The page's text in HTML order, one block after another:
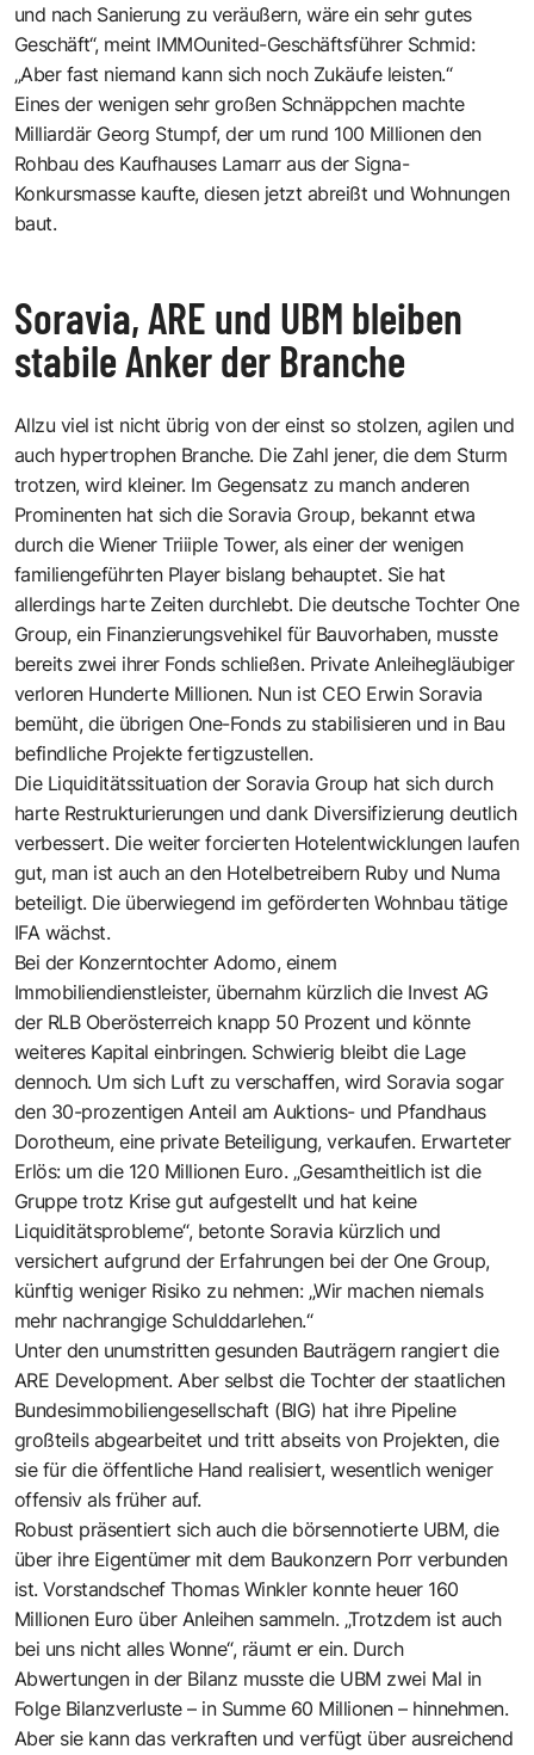
und nach Sanierung zu veräußern, wäre ein sehr gutes
Geschäft“, meint IMMOunited-Geschäftsführer Schmid:
„Aber fast niemand kann sich noch Zukäufe leisten.“
Eines der wenigen sehr großen Schnäppchen machte
Milliardär Georg Stumpf, der um rund 100 Millionen den
Rohbau des Kaufhauses Lamarr aus der Signa-
Konkursmasse kaufte, diesen jetzt abreißt und Wohnungen
baut.
Soravia, ARE und UBM bleiben
stabile Anker der Branche
Allzu viel ist nicht übrig von der einst so stolzen, agilen und
auch hypertrophen Branche. Die Zahl jener, die dem Sturm
trotzen, wird kleiner. Im Gegensatz zu manch anderen
Prominenten hat sich die Soravia Group, bekannt etwa
durch die Wiener Triiiple Tower, als einer der wenigen
familiengeführten Player bislang behauptet. Sie hat
allerdings harte Zeiten durchlebt. Die deutsche Tochter One
Group, ein Finanzierungsvehikel für Bauvorhaben, musste
bereits zwei ihrer Fonds schließen. Private Anleihegläubiger
verloren Hunderte Millionen. Nun ist CEO Erwin Soravia
bemüht, die übrigen One-Fonds zu stabilisieren und in Bau
befindliche Projekte fertigzustellen.
Die Liquiditätssituation der Soravia Group hat sich durch
harte Restrukturierungen und dank Diversifizierung deutlich
verbessert. Die weiter forcierten Hotelentwicklungen laufen
gut, man ist auch an den Hotelbetreibern Ruby und Numa
beteiligt. Die überwiegend im geförderten Wohnbau tätige
IFA wächst.
Bei der Konzerntochter Adomo, einem
Immobiliendienstleister, übernahm kürzlich die Invest AG
der RLB Oberösterreich knapp 50 Prozent und könnte
weiteres Kapital einbringen. Schwierig bleibt die Lage
dennoch. Um sich Luft zu verschaffen, wird Soravia sogar
den 30-prozentigen Anteil am Auktions- und Pfandhaus
Dorotheum, eine private Beteiligung, verkaufen. Erwarteter
Erlös: um die 120 Millionen Euro. „Gesamtheitlich ist die
Gruppe trotz Krise gut aufgestellt und hat keine
Liquiditätsprobleme“, betonte Soravia kürzlich und
versichert aufgrund der Erfahrungen bei der One Group,
künftig weniger Risiko zu nehmen: „Wir machen niemals
mehr nachrangige Schulddarlehen.“
Unter den unumstritten gesunden Bauträgern rangiert die
ARE Development. Aber selbst die Tochter der staatlichen
Bundesimmobiliengesellschaft (BIG) hat ihre Pipeline
großteils abgearbeitet und tritt abseits von Projekten, die
sie für die öffentliche Hand realisiert, wesentlich weniger
offensiv als früher auf.
Robust präsentiert sich auch die börsennotierte UBM, die
über ihre Eigentümer mit dem Baukonzern Porr verbunden
ist. Vorstandschef Thomas Winkler konnte heuer 160
Millionen Euro über Anleihen sammeln. „Trotzdem ist auch
bei uns nicht alles Wonne“, räumt er ein. Durch
Abwertungen in der Bilanz musste die UBM zwei Mal in
Folge Bilanzverluste – in Summe 60 Millionen – hinnehmen.
Aber sie kann das verkraften und verfügt über ausreichend